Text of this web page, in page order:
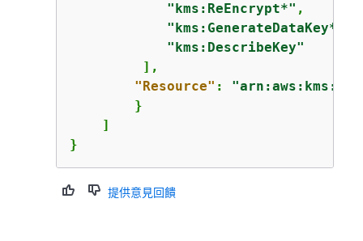
"kms:ReEncrypt*" ,
"kms:GenerateDataKey*"
"kms:DescribeKey"
         ],
"Resource" : "arn:aws:kms:
        }
    ]
}
提供意見回饋